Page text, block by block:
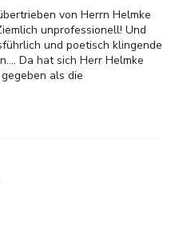
von Herrn Helmke
unprofessionell! Und
und poetisch klingende
Da hat sich Herr Helmke
als die